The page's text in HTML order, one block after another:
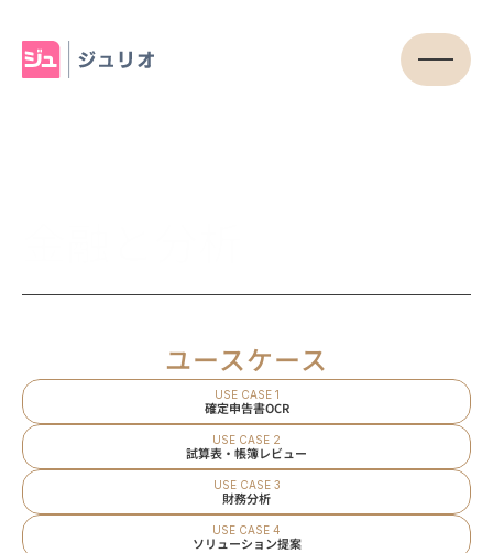
ユースケース
USE CASE 1
確定申告書OCR
USE CASE 2
試算表・帳簿レビュー
USE CASE 3
財務分析
USE CASE 4
ソリューション提案